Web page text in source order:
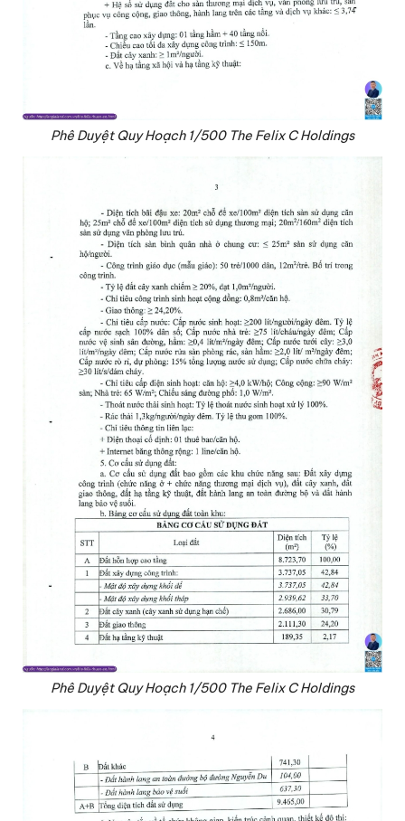
Phê Duyệt Quy Hoạch 1/500 The Felix C Holdings
Phê Duyệt Quy Hoạch 1/500 The Felix C Holdings